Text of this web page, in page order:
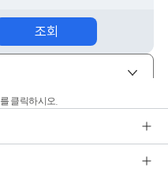
를 클릭하시오.